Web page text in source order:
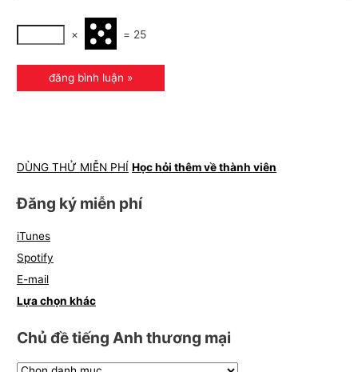
× = 25
DÙNG THỬ MIỄN PHÍ Học hỏi thêm về thành viên
Đăng ký miễn phí
iTunes
Spotify
E-mail
Lựa chọn khác
Chủ đề tiếng Anh thương mại